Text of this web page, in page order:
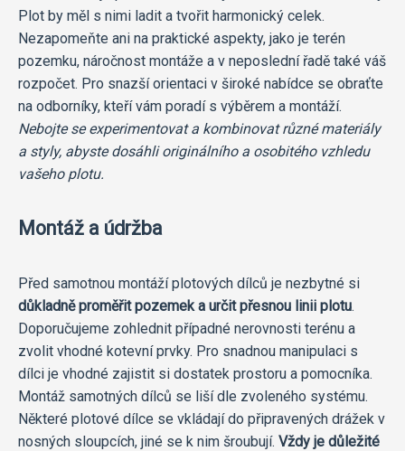
Plot by měl s nimi ladit a tvořit harmonický celek.
Nezapomeňte ani na praktické aspekty, jako je terén
pozemku, náročnost montáže a v neposlední řadě také váš
rozpočet. Pro snazší orientaci v široké nabídce se obraťte
na odborníky, kteří vám poradí s výběrem a montáží.
Nebojte se experimentovat a kombinovat různé materiály
a styly, abyste dosáhli originálního a osobitého vzhledu
vašeho plotu.
Montáž a údržba
Před samotnou montáží plotových dílců je nezbytné si
důkladně proměřit pozemek a určit přesnou linii plotu.
Doporučujeme zohlednit případné nerovnosti terénu a
zvolit vhodné kotevní prvky. Pro snadnou manipulaci s
dílci je vhodné zajistit si dostatek prostoru a pomocníka.
Montáž samotných dílců se liší dle zvoleného systému.
Některé plotové dílce se vkládají do připravených drážek v
nosných sloupcích, jiné se k nim šroubují. Vždy je důležité